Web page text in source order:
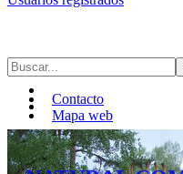
Contacto
Mapa web